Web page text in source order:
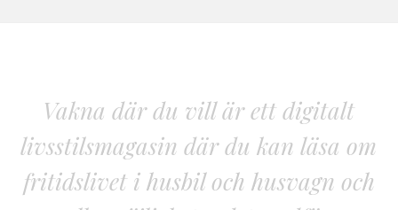
Vakna där du vill är ett digitalt
livsstilsmagasin där du kan läsa om
fritidslivet i husbil och husvagn och